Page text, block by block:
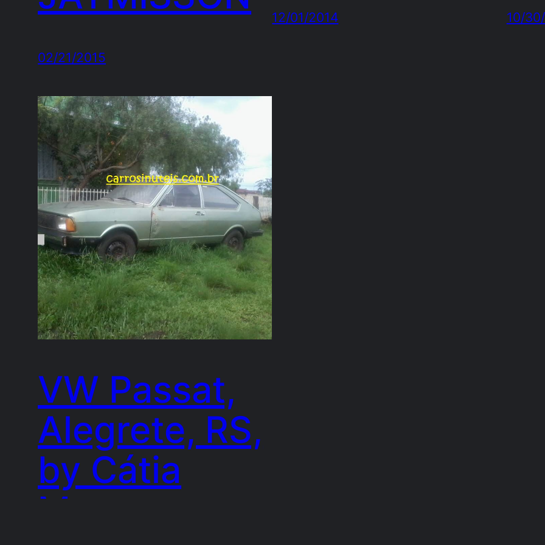
02/21/2015
12/01/2014 10/
VW Passat,
Alegrete, RS,
by Cátia
Moraes